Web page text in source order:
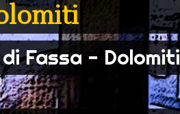
Fassa - Dolomiti